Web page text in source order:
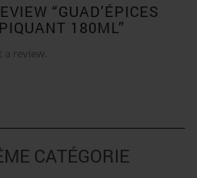
“GUAD’ÉPICES
180ML”
review.
CATÉGORIE